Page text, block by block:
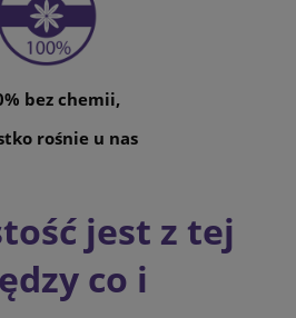
bez chemii,
rośnie u nas
jest z tej
co i